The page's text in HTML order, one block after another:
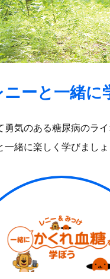
ニーと一緒に
勇気のある糖尿病のラ
一緒に楽しく学びましょ